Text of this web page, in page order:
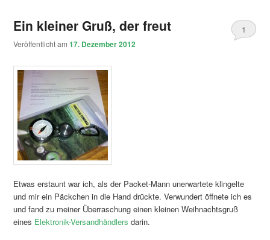
Ein kleiner Gruß, der freut
Veröffentlicht am17. Dezember 2012
1
Etwas erstaunt war ich, als der Packet-Mann unerwartete klingelte
und mir ein Päckchen in die Hand drückte. Verwundert öffnete ich es
und fand zu meiner Überraschung einen kleinen Weihnachtsgruß
eines Elektronik-Versandhändlers darin.